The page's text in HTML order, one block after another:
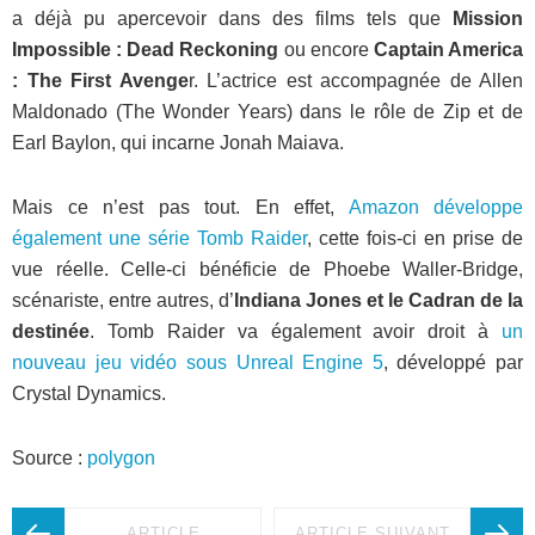
a déjà pu apercevoir dans des films tels que
Mission
Impossible : Dead Reckoning ou encore Captain America
: The First Avenger. L’actrice est accompagnée de Allen
Maldonado (The Wonder Years) dans le rôle de Zip et de
Earl Baylon, qui incarne Jonah Maiava.
Mais ce n’est pas tout. En effet, Amazon développe
également une série Tomb Raider, cette fois-ci en prise de
vue réelle. Celle-ci bénéficie de Phoebe Waller-Bridge,
scénariste, entre autres, d’ Indiana Jones et le Cadran de la
destinée. Tomb Raider va également avoir droit à un
nouveau jeu vidéo sous Unreal Engine 5, développé par
Crystal Dynamics.
Source : polygon